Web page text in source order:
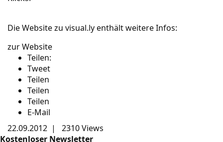
Die Website zu visual.ly enthält weitere Infos:
zur Website
Teilen:
Tweet
Teilen
Teilen
Teilen
E-Mail
22.09.2012 |
2310 Views
Kostenloser Newsletter